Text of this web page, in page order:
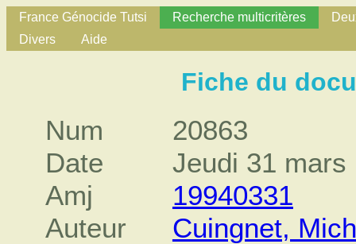
France Génocide Tutsi Recherche multicritères
Divers
Aide
Fiche du
Num
20863
Date
Jeudi 31 mars
Amj
19940331
Auteur
Cuingnet,